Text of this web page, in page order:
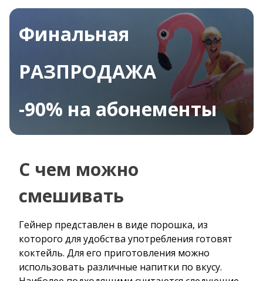
Финальная
РАЗПРОДАЖА
-90% на абонементы
С чем можно
смешивать
Гейнер представлен в виде порошка, из
которого для удобства употребления готовят
коктейль. Для его приготовления можно
использовать различные напитки по вкусу.